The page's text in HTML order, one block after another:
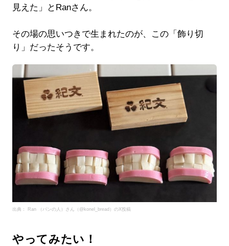
見えた」とRanさん。
その場の思いつきで生まれたのが、この「飾り切
り」だったそうです。
出典： Ran （パンの人）さん（@konel_bread）のX投稿
やってみたい！